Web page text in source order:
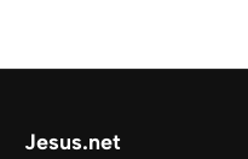
Jesus.net